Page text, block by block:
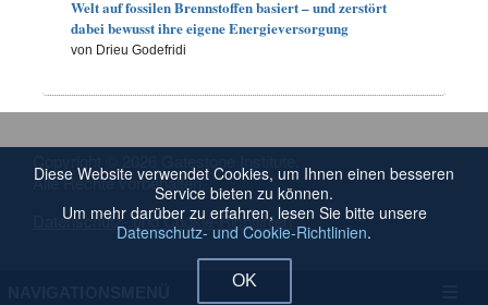
Welt auf fossilen Brennstoffen basiert – und zerstört
dabei bewusst ihre eigene Energieversorgung
von Drieu Godefridi
Alle Rechte vorbehalten.
Datenschutz- und Cookie-Richtlinien
Diese Website verwendet Cookies, um Ihnen einen besseren
Service bieten zu können.
Um mehr darüber zu erfahren, lesen Sie bitte unsere
Datenschutz- und Cookie-Richtlinien.
OK